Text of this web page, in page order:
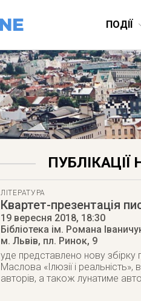
ПОДІЇ
ЛІТЕРАТУРА
Квартет-презентація
19 вересня 2018, 18:30
Бібліотека ім. Романа
м. Львів, пл. Ринок, 9
уде представлено нову збірку
Маслова «Ілюзії і
авторів, а також лунатиме